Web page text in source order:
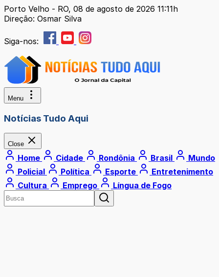
Porto Velho - RO, 08 de agosto de 2026 11:11h
Direção: Osmar Silva
Siga-nos:
Menu
Notícias Tudo Aqui
Close
Home Cidade Rondônia Brasil
Mundo
Policial
Política Esporte
Entretenimento
Cultura
Emprego Língua de Fogo